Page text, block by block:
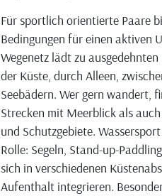
Für sportlich orientierte Paare
Bedingungen für einen aktiven
Wegenetz lädt zu
der Küste, durch Alleen,
Seebädern. Wer gern wandert,
Strecken mit Meerblick als
und Schutzgebiete.
Rolle: Segeln, Stand-up-
sich in verschiedenen
Aufenthalt integrieren.